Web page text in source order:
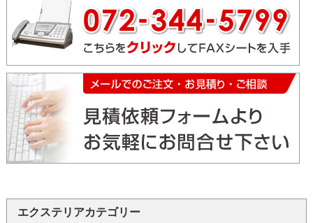
エクステリアカテゴリー